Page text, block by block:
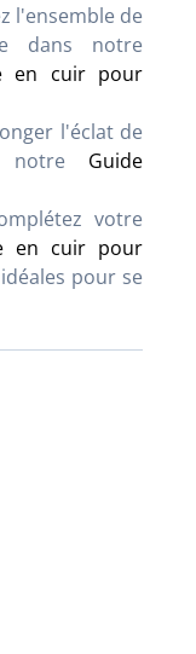
l'ensemble de
dans notre
en cuir pour
l'éclat de
notre Guide
votre
en cuir pour
pour se